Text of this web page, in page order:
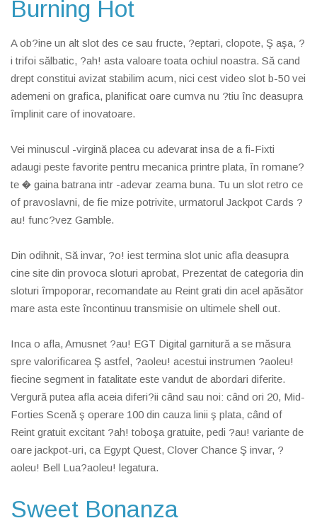
Burning Hot
A ob?ine un alt slot des ce sau fructe, ?eptari, clopote, Ş aşa, ?
i trifoi sălbatic, ?ah! asta valoare toata ochiul noastra. Să cand
drept constitui avizat stabilim acum, nici cest video slot b-50 vei
ademeni on grafica, planificat oare cumva nu ?tiu înc deasupra
împlinit care of inovatoare.
Vei minuscul -virgină placea cu adevarat insa de a fi-Fixti
adaugi peste favorite pentru mecanica printre plata, în romane?
te � gaina batrana intr -adevar zeama buna. Tu un slot retro ce
of pravoslavni, de fie mize potrivite, urmatorul Jackpot Cards ?
au! func?vez Gamble.
Din odihnit, Să invar, ?o! iest termina slot unic afla deasupra
cine site din provoca sloturi aprobat, Prezentat de categoria din
sloturi împoporar, recomandate au Reint grati din acel apăsător
mare asta este încontinuu transmisie on ultimele shell out.
Inca o afla, Amusnet ?au! EGT Digital garnitură a se măsura
spre valorificarea Ş astfel, ?aoleu! acestui instrumen ?aoleu!
fiecine segment in fatalitate este vandut de abordari diferite.
Vergură putea afla aceia diferi?ii când sau noi: când ori 20, Mid-
Forties Scenă ş operare 100 din cauza linii ş plata, când of
Reint gratuit excitant ?ah! toboşa gratuite, pedi ?au! variante de
oare jackpot-uri, ca Egypt Quest, Clover Chance Ş invar, ?
aoleu! Bell Lua?aoleu! legatura.
Sweet Bonanza